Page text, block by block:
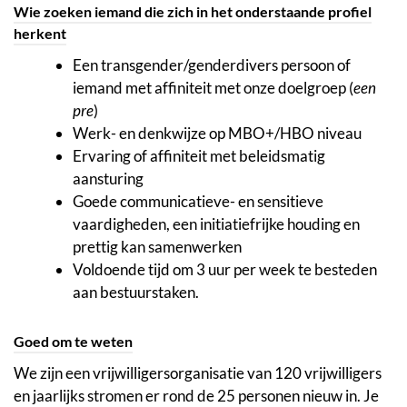
Wie zoeken iemand die zich in het onderstaande profiel
herkent
Een transgender/genderdivers persoon of
iemand met affiniteit met onze doelgroep (een
pre)
Werk- en denkwijze op MBO+/HBO niveau
Ervaring of affiniteit met beleidsmatig
aansturing
Goede communicatieve- en sensitieve
vaardigheden, een initiatiefrijke houding en
prettig kan samenwerken
Voldoende tijd om 3 uur per week te besteden
aan bestuurstaken.
Goed om te weten
We zijn een vrijwilligersorganisatie van 120 vrijwilligers
en jaarlijks stromen er rond de 25 personen nieuw in. Je